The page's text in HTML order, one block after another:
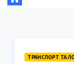
ТРАНСПОРТ ТА